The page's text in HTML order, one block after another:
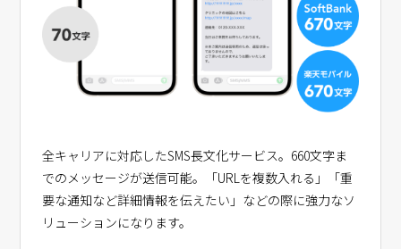
全キャリアに対応したSMS長文化サービス。660文字ま
でのメッセージが送信可能。「URLを複数入れる」「重
要な通知など詳細情報を伝えたい」などの際に強力なソ
リューションになります。